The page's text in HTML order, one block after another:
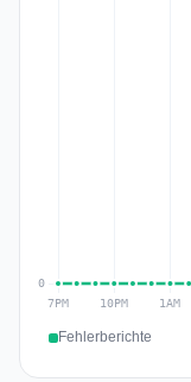
Fehlerberichte